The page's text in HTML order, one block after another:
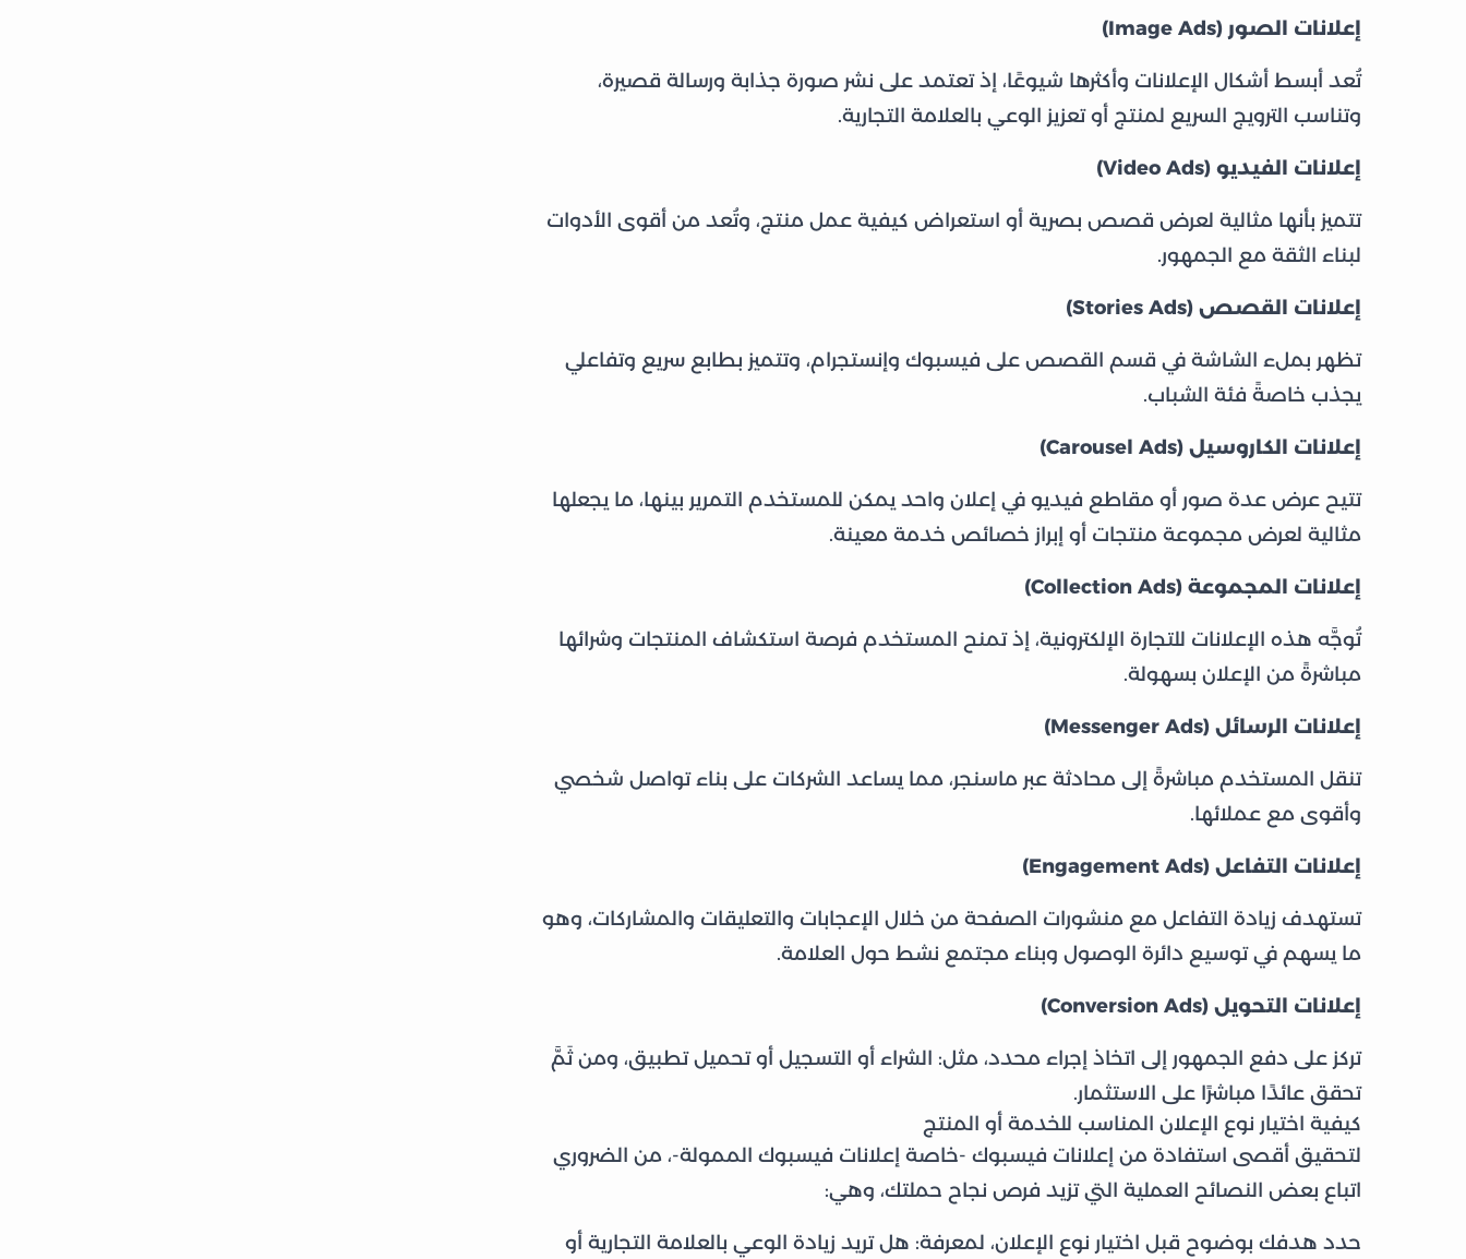
إعلانات الصور (Image Ads)
تُعد أبسط أشكال الإعلانات وأكثرها شيوعًا، إذ تعتمد على نشر صورة جذابة ورسالة قصيرة،
وتناسب الترويج السريع لمنتج أو تعزيز الوعي بالعلامة التجارية.
إعلانات الفيديو (Video Ads)
تتميز بأنها مثالية لعرض قصص بصرية أو استعراض كيفية عمل منتج، وتُعد من أقوى الأدوات
لبناء الثقة مع الجمهور.
إعلانات القصص (Stories Ads)
تظهر بملء الشاشة في قسم القصص على فيسبوك وإنستجرام، وتتميز بطابع سريع وتفاعلي
يجذب خاصةً فئة الشباب.
إعلانات الكاروسيل (Carousel Ads)
تتيح عرض عدة صور أو مقاطع فيديو في إعلان واحد يمكن للمستخدم التمرير بينها، ما يجعلها
مثالية لعرض مجموعة منتجات أو إبراز خصائص خدمة معينة.
إعلانات المجموعة (Collection Ads)
تُوجَّه هذه الإعلانات للتجارة الإلكترونية، إذ تمنح المستخدم فرصة استكشاف المنتجات وشرائها
مباشرةً من الإعلان بسهولة.
إعلانات الرسائل (Messenger Ads)
تنقل المستخدم مباشرةً إلى محادثة عبر ماسنجر، مما يساعد الشركات على بناء تواصل شخصي
وأقوى مع عملائها.
إعلانات التفاعل (Engagement Ads)
تستهدف زيادة التفاعل مع منشورات الصفحة من خلال الإعجابات والتعليقات والمشاركات، وهو
ما يسهم في توسيع دائرة الوصول وبناء مجتمع نشط حول العلامة.
إعلانات التحويل (Conversion Ads)
تركز على دفع الجمهور إلى اتخاذ إجراء محدد، مثل: الشراء أو التسجيل أو تحميل تطبيق، ومن ثَمَّ
تحقق عائدًا مباشرًا على الاستثمار.
كيفية اختيار نوع الإعلان المناسب للخدمة أو المنتج
لتحقيق أقصى استفادة من إعلانات فيسبوك -خاصة إعلانات فيسبوك الممولة-، من الضروري
اتباع بعض النصائح العملية التي تزيد فرص نجاح حملتك، وهي:
حدد هدفك بوضوح قبل اختيار نوع الإعلان، لمعرفة: هل تريد زيادة الوعي بالعلامة التجارية أو